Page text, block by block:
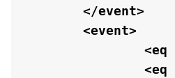
</event>
<event>
<eq
<eq